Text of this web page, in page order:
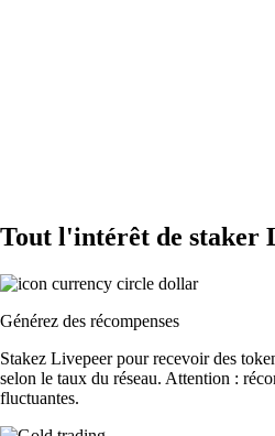
Tout l'intérêt de staker
Générez des récompenses
Stakez Livepeer pour recevoir des
selon le taux du réseau. Attention :
fluctuantes.